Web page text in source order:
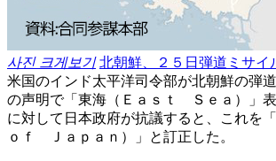
사진 크게보기 北朝鮮、２５日弾道ミサイ
米国のインド太平洋司令部が北朝鮮の弾
の声明で「東海（Ｅａｓｔ Ｓｅａ）」
に対して日本政府が抗議すると、これを
ｏｆ Ｊａｐａｎ）」と訂正した。